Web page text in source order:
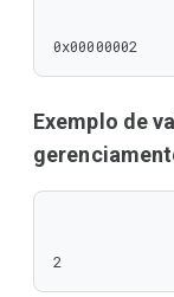
0x00000002
Exemplo de
2